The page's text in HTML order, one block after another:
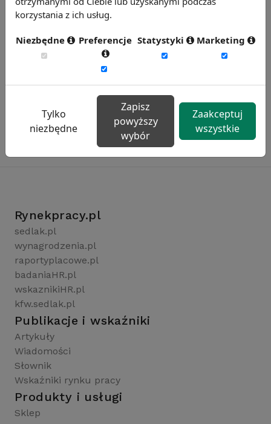
Rynekpracy.pl
sedlak.pl
wynagrodzenia.pl
raportyplacowe.pl
badaniaHR.pl
wskaznikiHR.pl
kfw.sedlak.pl
Publikacje i wskaźniki
Artykuły
Wiadomości
Słownik
Wskaźniki rynku pracy
Produkty i usługi
Sklep
korzystania z ich usług.
Niezbędne Preferencje Statystyki Marketing
Tylko
niezbędne
Zapisz
powyższy
wybór
Zaakceptuj
wszystkie